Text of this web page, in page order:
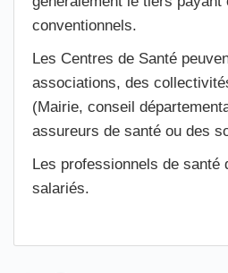
conventionnels.
Les Centres de Santé
associations, des
(Mairie, conseil
assureurs de santé ou des
Les professionnels de santé
salariés.